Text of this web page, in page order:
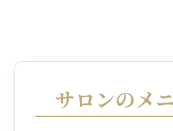
サロンのメ